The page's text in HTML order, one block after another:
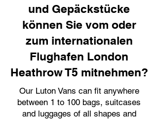
und Gepäckstücke
können Sie vom oder
zum internationalen
Flughafen London
Heathrow T5 mitnehmen?
Our Luton Vans can fit anywhere
between 1 to 100 bags, suitcases
and luggages of all shapes and